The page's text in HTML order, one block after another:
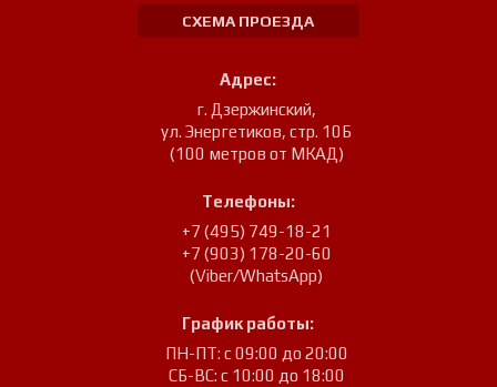
СХЕМА ПРОЕЗДА
Адрес:
г. Дзержинский,
ул. Энергетиков, стр. 10Б
(100 метров от МКАД)
Телефоны:
+7 (495) 749-18-21
+7 (903) 178-20-60
(Viber/WhatsApp)
График работы:
ПН-ПТ: с 09:00 до 20:00
СБ-ВС: с 10:00 до 18:00